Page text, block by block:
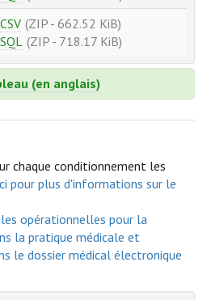
CSV (ZIP - 662.52 KiB)
SQL (ZIP - 718.17 KiB)
(en anglais)
chaque conditionnement les
pour plus d'informations sur le
opérationnelles pour la
la pratique médicale et
le dossier médical électronique